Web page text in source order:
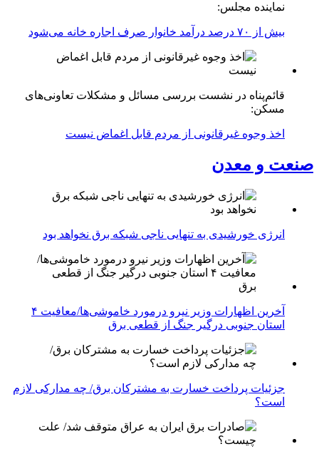
نماینده مجلس:
بیش از ۷۰ درصد درآمد خانوار صرف اجاره خانه می‌شود
قائم‌پناه در نشست بررسی مسائل و مشکلات تعاونی‌های
مسکن:
اخذ وجوه غیرقانونی از مردم قابل اغماض نیست
صنعت و معدن
انرژی خورشیدی به تنهایی ناجی شبکه برق نخواهد بود
آخرین اظهارات وزیر نیرو درمورد خاموشی‌ها/معافیت ۴
استان جنوبی درگیر جنگ از قطعی برق
جزئیات پرداخت خسارت به مشترکان برق/ چه مدارکی لازم
است؟